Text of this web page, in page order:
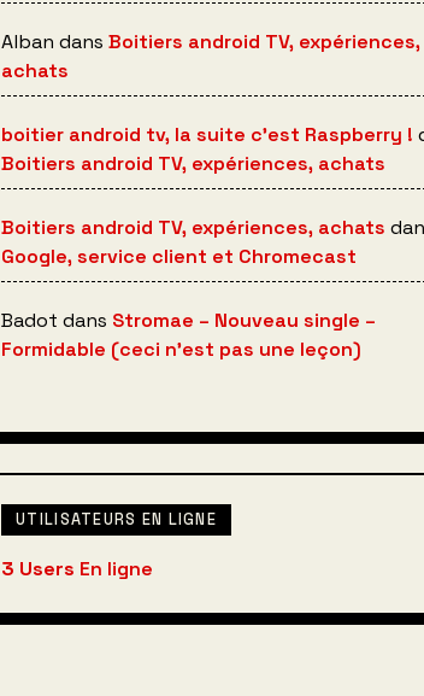
Alban dansBoitiers android TV, expériences,
achats
boitier android tv, la suite c’est Raspberry !
Boitiers android TV, expériences, achats
Boitiers android TV, expériences, achats
Google, service client et Chromecast
Badot dans Stromae – Nouveau single –
Formidable (ceci n’est pas une leçon)
UTILISATEURS EN LIGNE
3 Users En ligne